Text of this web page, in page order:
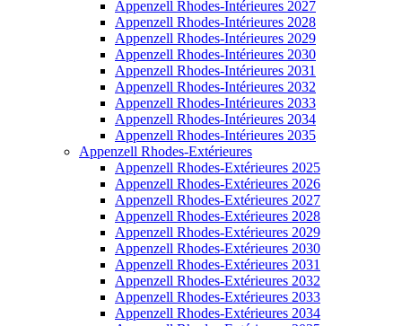
Appenzell Rhodes-Intérieures 2027
Appenzell Rhodes-Intérieures 2028
Appenzell Rhodes-Intérieures 2029
Appenzell Rhodes-Intérieures 2030
Appenzell Rhodes-Intérieures 2031
Appenzell Rhodes-Intérieures 2032
Appenzell Rhodes-Intérieures 2033
Appenzell Rhodes-Intérieures 2034
Appenzell Rhodes-Intérieures 2035
Appenzell Rhodes-Extérieures
Appenzell Rhodes-Extérieures 2025
Appenzell Rhodes-Extérieures 2026
Appenzell Rhodes-Extérieures 2027
Appenzell Rhodes-Extérieures 2028
Appenzell Rhodes-Extérieures 2029
Appenzell Rhodes-Extérieures 2030
Appenzell Rhodes-Extérieures 2031
Appenzell Rhodes-Extérieures 2032
Appenzell Rhodes-Extérieures 2033
Appenzell Rhodes-Extérieures 2034